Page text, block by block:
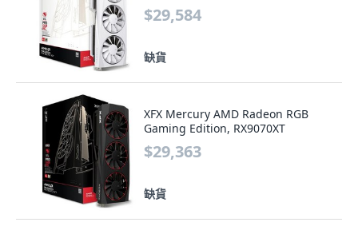
$29,584
缺貨
XFX Mercury AMD Radeon RGB
Gaming Edition, RX9070XT
$29,363
缺貨